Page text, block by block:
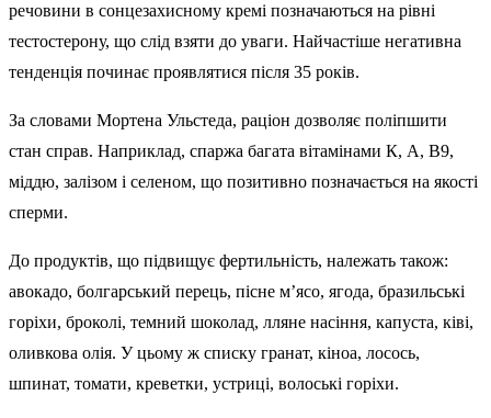
речовини в сонцезахисному кремі позначаються на рівні
тестостерону, що слід взяти до уваги. Найчастіше негативна
тенденція починає проявлятися після 35 років.
За словами Мортена Ульстеда, раціон дозволяє поліпшити
стан справ. Наприклад, спаржа багата вітамінами К, А, В9,
міддю, залізом і селеном, що позитивно позначається на якості
сперми.
До продуктів, що підвищує фертильність, належать також:
авокадо, болгарський перець, пісне м’ясо, ягода, бразильські
горіхи, броколі, темний шоколад, лляне насіння, капуста, ківі,
оливкова олія. У цьому ж списку гранат, кіноа, лосось,
шпинат, томати, креветки, устриці, волоські горіхи.